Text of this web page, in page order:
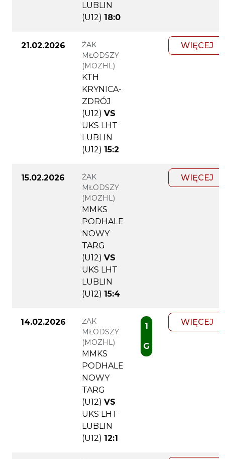
LUBLIN
(U12) 18:0
21.02.2026
ŻAK
MŁODSZY
(MOZHL)
KTH
KRYNICA-
ZDRÓJ
(U12) VS
UKS LHT
LUBLIN
(U12) 15:2
WIĘCEJ
15.02.2026
ŻAK
MŁODSZY
(MOZHL)
MMKS
PODHALE
NOWY
TARG
(U12) VS
UKS LHT
LUBLIN
(U12) 15:4
WIĘCEJ
14.02.2026
ŻAK
MŁODSZY
(MOZHL)
MMKS
PODHALE
NOWY
TARG
(U12) VS
UKS LHT
LUBLIN
(U12) 12:1
1
G
WIĘCEJ